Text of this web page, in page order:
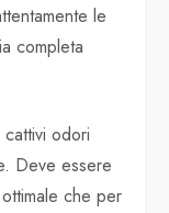
le
completa
odori
Deve essere
che per